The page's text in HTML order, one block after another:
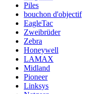
Piles
bouchon d'objectif
EagleTac
Zweibrüder
Zebra
Honeywell
LAMAX
Midland
Pioneer
Linksys